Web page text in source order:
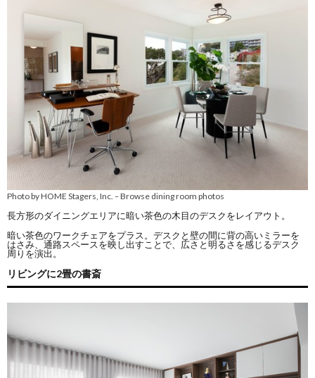
Photo by HOME Stagers, Inc. –Browse dining room photos
長方形のダイニングエリアに暗い茶色の木目のデスクをレイアウト。
暗い茶色のワークチェアをプラス。デスクと壁の間に背の高いミラーを
はさみ、通路スペースを映し出すことで、広さと明るさを感じるデスク
周りを演出。
リビングに2畳の書斎